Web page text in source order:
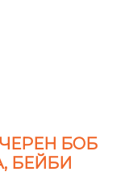
БОБ
БЕЙБИ